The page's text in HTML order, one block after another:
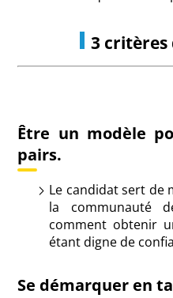
3 critères
Être un modèle
pairs.
Le candidat sert de
la communauté
comment obtenir
étant digne de
Se démarquer en